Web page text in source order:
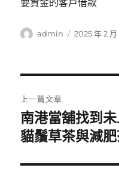
要資金的客戶借款
作
admin
發
2025 年 2 月
章
導
覽
上一篇文章
上
一
文
南港當舖找到
貓鬚草茶與減